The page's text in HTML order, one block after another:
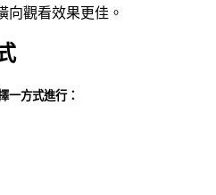
向觀看效果更佳。
一方式進行：